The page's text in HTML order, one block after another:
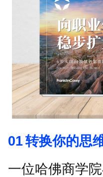
01转换你的思
一位哈佛商学